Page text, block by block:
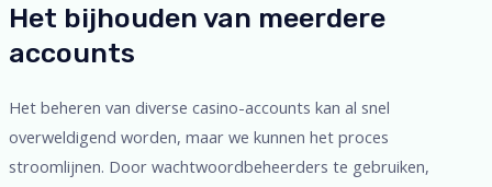
Het bijhouden van meerdere
accounts
Het beheren van diverse casino-accounts kan al snel
overweldigend worden, maar we kunnen het proces
stroomlijnen. Door wachtwoordbeheerders te gebruiken,